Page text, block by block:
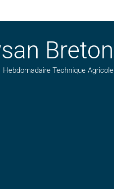
Breton
Hebdomadaire Technique Agricole